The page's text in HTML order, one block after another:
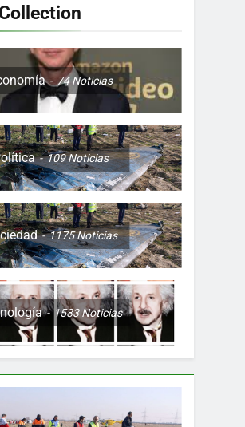
Costa Rica y
de secuestrados
74Noticias
109Noticias
1175Noticias
1583Noticias